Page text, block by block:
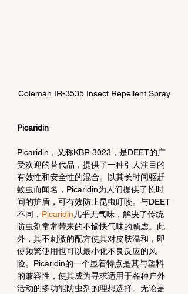
Coleman IR-3535 Insect Repellent Spray
Picaridin
Picaridin，又称KBR 3023，是DEET的广
受欢迎的替代品，提供了一种引人注目的
有效性和安全性的混合。以其长时间驱赶
蚊虫而闻名，Picaridin为人们提供了长时
间的护盾，可有效防止昆虫叮咬。与DEET
不同， Picaridin 几乎无气味，解决了传统
防虫剂常常带来的不愉快气味的顾虑。此
外，其不刺激的配方使其对皮肤温和，即
使频繁使用也可以最小化不良反应的风
险。Picaridin的一个显着特点是其与塑料
的兼容性，使其成为寻求适用于各种户外
活动的多功能防虫剂的理想选择。无论是